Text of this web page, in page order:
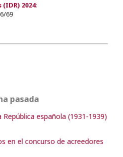
2024:
69
pasada
española (1931-1939)
en el concurso de acreedores